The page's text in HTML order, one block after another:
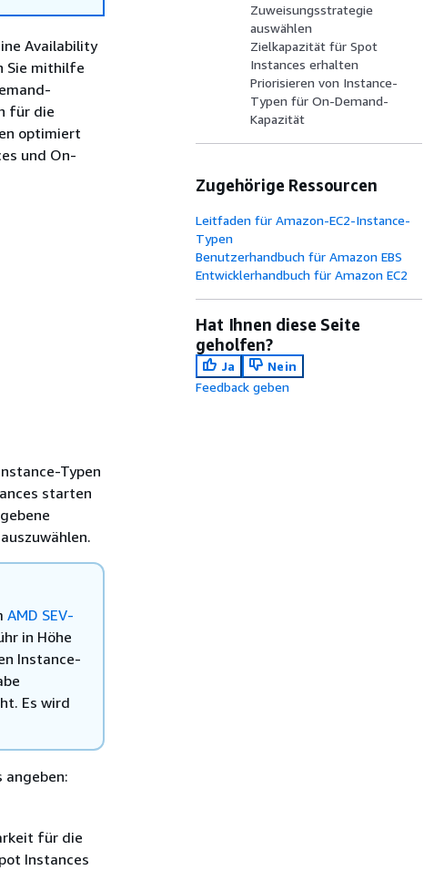
Availability
Sie mithilfe
für die
optimiert
und On-
Typen
starten
AMD SEV-
in Höhe
Instance-
Es wird
für die
Instances
Zuweisungsstrategie
auswählen
Zielkapazität für Spot
Instances erhalten
Priorisieren von Instance-
Typen für On-Demand-
Kapazität
Zugehörige Ressourcen
Leitfaden für Amazon-EC2-Instance-
Typen
Benutzerhandbuch für Amazon EBS
Entwicklerhandbuch für Amazon EC2
Hat Ihnen diese Seite
geholfen?
Ja
Nein
Feedback geben